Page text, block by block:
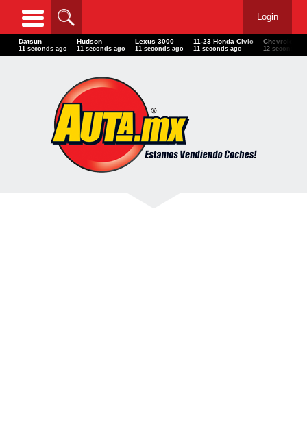
Login
Datsun
11 seconds ago
Hudson
11 seconds ago
Lexus 3000
11 seconds ago
11-23 Honda Civic
11 seconds ago
Chevrolet
12 seconds